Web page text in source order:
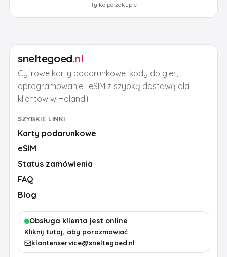
Tylko po zakupie
sneltegoed.nl
Cyfrowe karty podarunkowe, kody do gier,
oprogramowanie i eSIM z szybką dostawą dla
klientów w Holandii.
SZYBKIE LINKI
Karty podarunkowe
eSIM
Status zamówienia
FAQ
Blog
Obsługa klienta jest online
Kliknij tutaj, aby porozmawiać
klantenservice@sneltegoed.nl